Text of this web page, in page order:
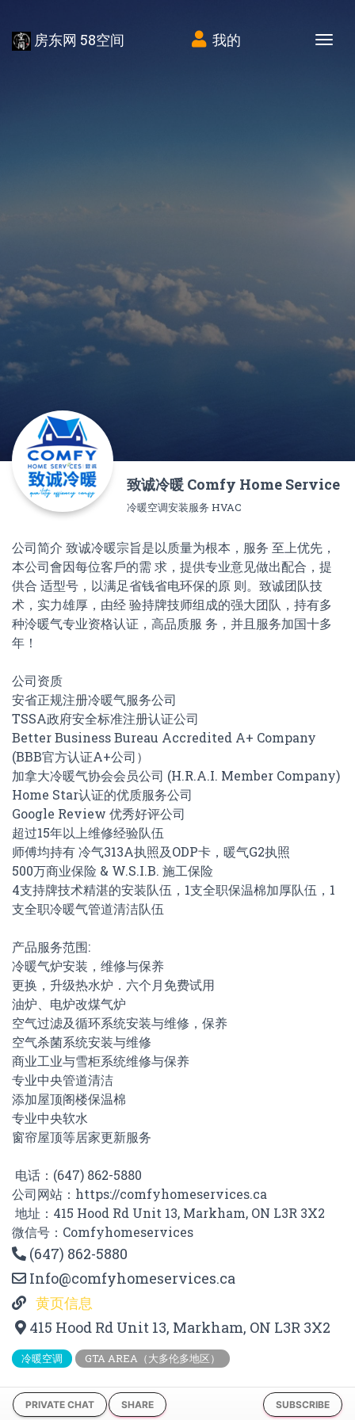
房东网 58空间 我的
致诚冷暖 Comfy Home Service
冷暖空调安装服务 HVAC
公司简介 致诚冷暖宗旨是以质量为根本，服务 至上优先，
本公司會因每位客戶的需 求，提供专业意见做出配合，提
供合 适型号，以满足省钱省电环保的原 则。致诚团队技
术，实力雄厚，由经 验持牌技师组成的强大团队，持有多
种泠暖气专业资格认证，高品质服 务，并且服务加国十多
年！
公司资质
安省正规注册冷暖气服务公司
TSSA政府安全标准注册认证公司
Better Business Bureau Accredited A+ Company
(BBB官方认证A+公司）
加拿大冷暖气协会会员公司 (H.R.A.I. Member Company)
Home Star认证的优质服务公司
Google Review 优秀好评公司
超过15年以上维修经验队伍
师傅均持有 冷气313A执照及ODP卡，暖气G2执照
500万商业保险 & W.S.I.B. 施工保险
4支持牌技术精湛的安装队伍，1支全职保温棉加厚队伍，1
支全职冷暖气管道清洁队伍
产品服务范围:
冷暖气炉安装，维修与保养
更换，升级热水炉．六个月免费试用
油炉、电炉改煤气炉
空气过滤及循环系统安装与维修，保养
空气杀菌系统安装与维修
商业工业与雪柜系统维修与保养
专业中央管道清洁
添加屋顶阁楼保温棉
专业中央软水
窗帘屋顶等居家更新服务
电话：(647) 862-5880
公司网站：https://comfyhomeservices.ca
地址：415 Hood Rd Unit 13, Markham, ON L3R 3X2
微信号：Comfyhomeservices
(647) 862-5880
Info@comfyhomeservices.ca
黄页信息
415 Hood Rd Unit 13, Markham, ON L3R 3X2
冷暖空调 GTA AREA（大多伦多地区）
PRIVATE CHAT SHARE SUBSCRIBE